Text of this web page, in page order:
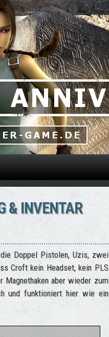
& INVENTAR
Doppel Pistolen, Uzis, zwei
Croft kein Headset, kein PLS
aber wieder zum
und funktioniert hier wie ein